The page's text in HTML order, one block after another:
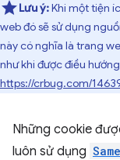
Lưu ý:Khi một tiện
web đó sẽ sử dụng
này có nghĩa là trang
như khi được điều
https://crbug.com/
Những cookie
luôn sử dụng